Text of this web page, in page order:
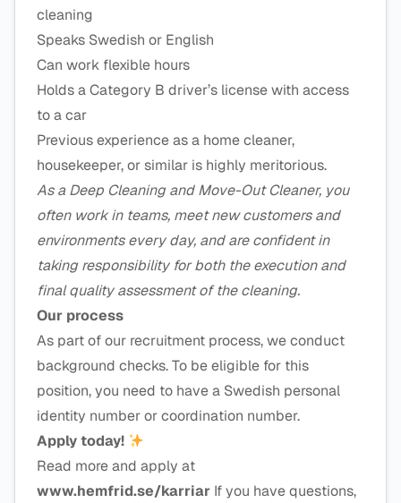
cleaning
Speaks Swedish or English
Can work flexible hours
Holds a Category B driver’s license with access
to a car
Previous experience as a home cleaner,
housekeeper, or similar is highly meritorious.
As a Deep Cleaning and Move-Out Cleaner, you
often work in teams, meet new customers and
environments every day, and are confident in
taking responsibility for both the execution and
final quality assessment of the cleaning.
Our process
As part of our recruitment process, we conduct
background checks. To be eligible for this
position, you need to have a Swedish personal
identity number or coordination number.
Apply today!
Read more and apply at
www.hemfrid.se/karriar If you have questions,